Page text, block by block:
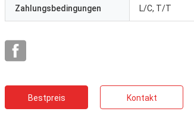
Zahlungsbedingungen L/C, T/T
Bestpreis Kontakt